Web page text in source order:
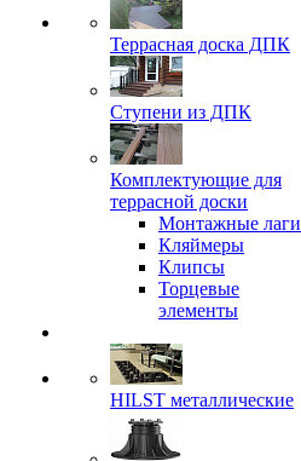
Террасная доска ДПК
Ступени из ДПК
Комплектующие для
террасной доски
Монтажные лаги
Кляймеры
Клипсы
Торцевые
элементы
HILST металлические